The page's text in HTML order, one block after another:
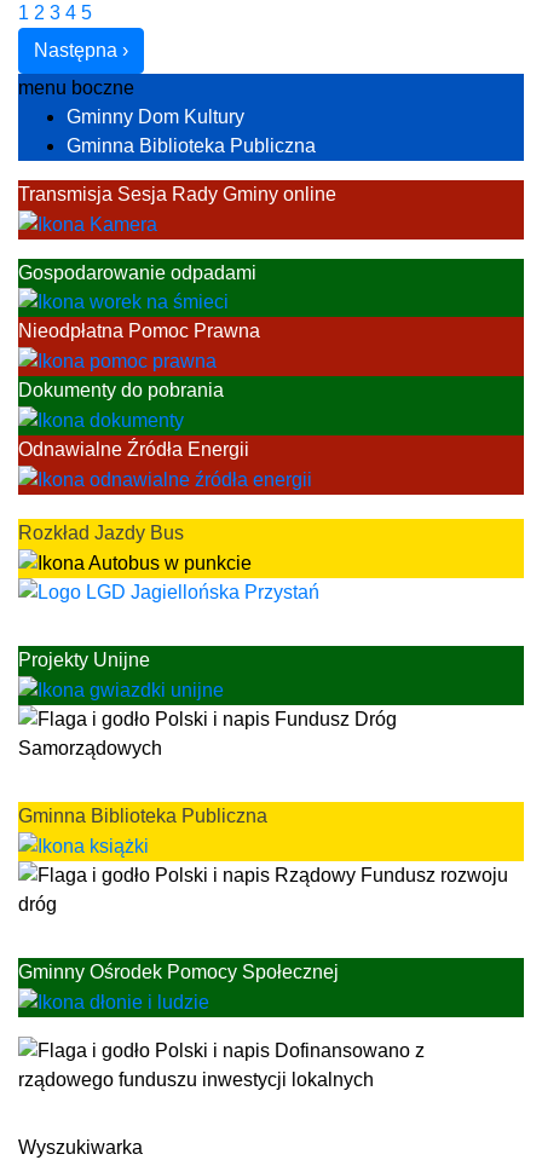
1 2 3 4 5
Następna ›
menu boczne
Gminny Dom Kultury
Gminna Biblioteka Publiczna
Transmisja Sesja Rady Gminy online
Gospodarowanie odpadami
Nieodpłatna Pomoc Prawna
Dokumenty do pobrania
Odnawialne Źródła Energii
Rozkład Jazdy Bus
Projekty Unijne
Gminna Biblioteka Publiczna
Gminny Ośrodek Pomocy Społecznej
Wyszukiwarka